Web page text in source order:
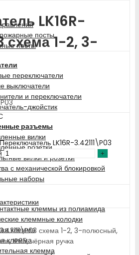
посты
посты
переключатели
выключатели
и переключатели
джойстик
разъемы
вилки
розетки
вилки и розетки
с механической блокировкой
наборы
клеммы из полиамида
клеммные колодки
клемма
клемма
клемма
LK16R-
схема 1-2, 3-
LK16R-3.42111\P03
схема 1-2, 3-полюсный,
IP65, чёрная ручка